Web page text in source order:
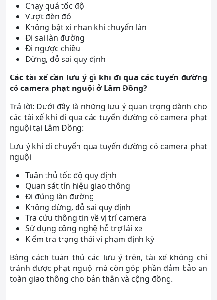
Chạy quá tốc độ
Vượt đèn đỏ
Không bật xi nhan khi chuyển làn
Đi sai làn đường
Đi ngược chiều
Dừng, đỗ sai quy định
Các tài xế cần lưu ý gì khi đi qua các tuyến đường
có camera phạt nguội ở Lâm Đồng?
Trả lời: Dưới đây là những lưu ý quan trọng dành cho
các tài xế khi đi qua các tuyến đường có camera phạt
nguội tại Lâm Đồng:
Lưu ý khi di chuyển qua tuyến đường có camera phạt
nguội
Tuân thủ tốc độ quy định
Quan sát tín hiệu giao thông
Đi đúng làn đường
Không dừng, đỗ sai quy định
Tra cứu thông tin về vị trí camera
Sử dụng công nghệ hỗ trợ lái xe
Kiểm tra trạng thái vi phạm định kỳ
Bằng cách tuân thủ các lưu ý trên, tài xế không chỉ
tránh được phạt nguội mà còn góp phần đảm bảo an
toàn giao thông cho bản thân và cộng đồng.